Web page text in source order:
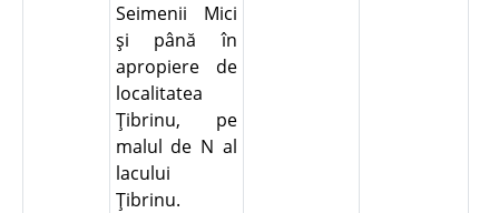
Seimenii Mici
şi până în
apropiere de
localitatea
Ţibrinu, pe
malul de N al
lacului
Ţibrinu.